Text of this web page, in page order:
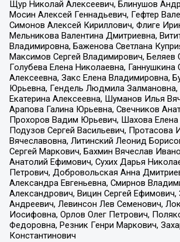
Щур Николай Алексеевич, Блинушов
Мосин Алексей Геннадьевич, Гефтер
Симонов Алексей Кириллович, Флиге
Мельникова Валентина Дмитриевна,
Владимировна, Баженова Светлана
Максимов Сергей Владимирович, Беляев
Голубева Елена Николаевна, Ганнушкина
Алексеевна, Закс Елена Владимировна,
Юрьевна, Гендель Людмила Залмановна,
Екатерина Алексеевна, Шуманов Илья
Арапова Галина Юрьевна, Свечников
Прохоров Вадим Юрьевич, Шахова Елена
Подузов Сергей Васильевич, Протасова
Вячеславовна, Литинский Леонид
Сергей Маркович, Бахмин Вячеслав
Анатолий Ефимович, Сухих Дарья
Петрович, Добровольская Анна
Александра Евгеньевна, Смирнов
Александрович, Вицин Сергей Ефимович,
Андреевич, Левинсон Лев Семенович,
Иосифовна, Орлов Олег Петрович,
Федоровна, Резник Генри Маркович,
Константинович